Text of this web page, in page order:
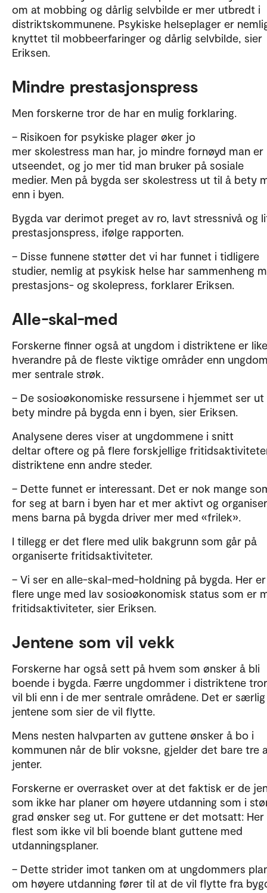
om at mobbing og dårlig selvbilde er mer utbredt i
distriktskommunene. Psykiske helseplager er
knyttet til mobbeerfaringer og dårlig selvbilde, sier
Eriksen.
Mindre prestasjonspress
Men forskerne tror de har en mulig forklaring.
– Risikoen for psykiske plager øker jo
mer skolestress man har, jo mindre fornøyd man er
utseendet, og jo mer tid man bruker på sosiale
medier. Men på bygda ser skolestress ut til å bety
enn i byen.
Bygda var derimot preget av ro, lavt stressnivå og
prestasjonspress, ifølge rapporten.
– Disse funnene støtter det vi har funnet i tidligere
studier, nemlig at psykisk helse har sammenheng
prestasjons- og skolepress, forklarer Eriksen.
Alle-skal-med
Forskerne finner også at ungdom i distriktene er
hverandre på de fleste viktige områder enn
mer sentrale strøk.
– De sosioøkonomiske ressursene i hjemmet ser
bety mindre på bygda enn i byen, sier Eriksen.
Analysene deres viser at ungdommene i snitt
deltar oftere og på flere forskjellige
distriktene enn andre steder.
– Dette funnet er interessant. Det er nok mange
for seg at barn i byen har et mer aktivt og
mens barna på bygda driver mer med «frilek».
I tillegg er det flere med ulik bakgrunn som går på
organiserte fritidsaktiviteter.
– Vi ser en alle-skal-med-holdning på bygda. Her
flere unge med lav sosioøkonomisk status som er
fritidsaktiviteter, sier Eriksen.
Jentene som vil vekk
Forskerne har også sett på hvem som ønsker å bli
boende i bygda. Færre ungdommer i distriktene
vil bli enn i de mer sentrale områdene. Det er særlig
jentene som sier de vil flytte.
Mens nesten halvparten av guttene ønsker å bo i
kommunen når de blir voksne, gjelder det bare tre
jenter.
Forskerne er overrasket over at det faktisk er de
som ikke har planer om høyere utdanning som i
grad ønsker seg ut. For guttene er det motsatt:
flest som ikke vil bli boende blant guttene med
utdanningsplaner.
– Dette strider imot tanken om at ungdommers
om høyere utdanning fører til at de vil flytte fra